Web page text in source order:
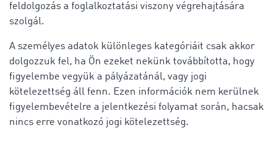
feldolgozás a foglalkoztatási viszony végrehajtására
szolgál.
A személyes adatok különleges kategóriáit csak akkor
dolgozzuk fel, ha Ön ezeket nekünk továbbította, hogy
figyelembe vegyük a pályázatánál, vagy jogi
kötelezettség áll fenn. Ezen információk nem kerülnek
figyelembevételre a jelentkezési folyamat során, hacsak
nincs erre vonatkozó jogi kötelezettség.